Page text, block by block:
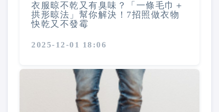
衣服晾不乾又有臭味？「一條毛巾＋
拱形晾法」幫你解決！7招照做衣物
快乾又不發霉
2025-12-01 18:06